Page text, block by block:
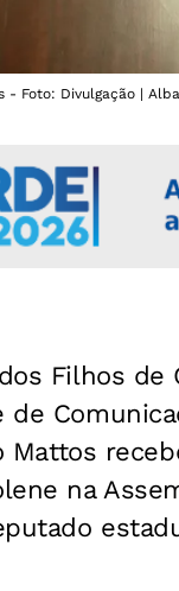
- Foto: Divulgação | Alba
Filhos
de
na